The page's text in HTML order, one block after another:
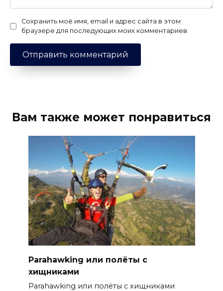
Сохранить моё имя, email и адрес сайта в этом
браузере для последующих моих комментариев.
Вам также может понравиться
Parahawking или полёты с
хищниками
Parahawking или полёты с хищниками